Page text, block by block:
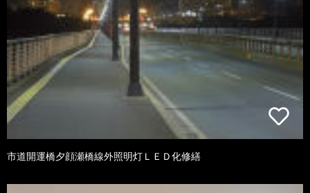
市道開運橋夕顔瀬橋線外照明灯ＬＥＤ化修繕